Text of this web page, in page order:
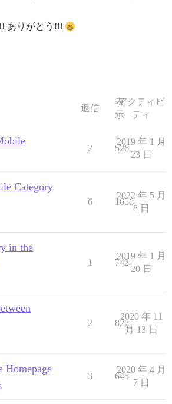
ありがとう!!!
返信
表
示
アクティビ
ティ
2 526
2019 年 1 月
23 日
Category
6 1656
2022 年 5 月
8 日
in the
1 742
2019 年 1 月
20 日
2 827
2020 年 11
月 13 日
Homepage
3 645
2020 年 4 月
7 日